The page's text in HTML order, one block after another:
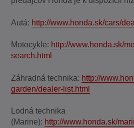
Autá: http://www.honda.sk/cars/
Motocykle: http://www.honda.sk/
search.html
Záhradná technika: http://
garden/dealer-list.html
Lodná technika
(Marine): http://www.honda.sk/